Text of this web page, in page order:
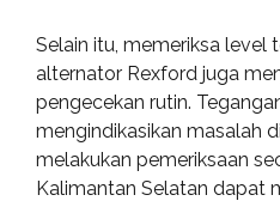
Selain itu, memeriksa level
alternator Rexford juga
pengecekan rutin.
mengindikasikan masalah
melakukan pemeriksaan
Kalimantan Selatan dapat